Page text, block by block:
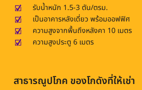
รับน้ำหนัก 1.5-3 ตัน/ตรม.
เป็นอาคารหลังเดี่ยว พร้อมออฟฟิศ
ความสูงจากพื้นถึงหลังคา 10 เมตร
ความสูงประตู 6 เมตร
สาธารณูปโภค ของโกดังที่ให้เช่า